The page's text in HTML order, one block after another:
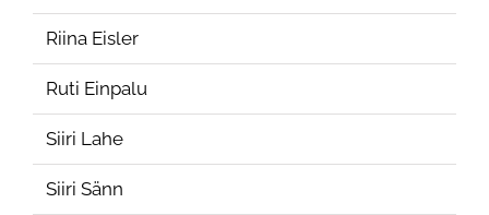
Riina Eisler
Ruti Einpalu
Siiri Lahe
Siiri Sänn